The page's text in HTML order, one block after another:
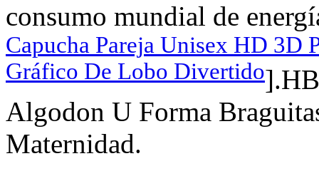
consumo mundial de
Capucha Pareja Unisex HD
Gráfico De Lobo Divertido
Algodon U Forma
Maternidad.